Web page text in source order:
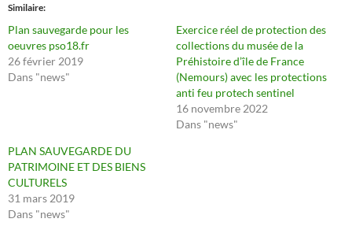
Similaire
Plan sauvegarde pour les
oeuvres pso18.fr
26 février 2019
Dans "news"
Exercice réel de protection des
collections du musée de la
Préhistoire d’île de France
(Nemours) avec les protections
anti feu protech sentinel
16 novembre 2022
Dans "news"
PLAN SAUVEGARDE DU
PATRIMOINE ET DES BIENS
CULTURELS
31 mars 2019
Dans "news"